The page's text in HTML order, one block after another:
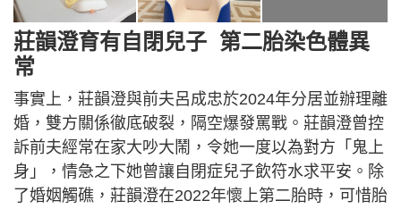
莊韻澄育有自閉兒子 第二胎染色體異
常
事實上，莊韻澄與前夫呂成忠於2024年分居並辦理離
婚，雙方關係徹底破裂，隔空爆發罵戰。莊韻澄曾控
訴前夫經常在家大吵大鬧，令她一度以為對方「鬼上
身」，情急之下她曾讓自閉症兒子飲符水求平安。除
了婚姻觸礁，莊韻澄在2022年懷上第二胎時，可惜胎